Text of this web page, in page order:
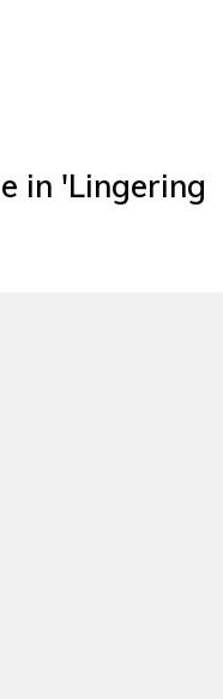
in 'Lingering